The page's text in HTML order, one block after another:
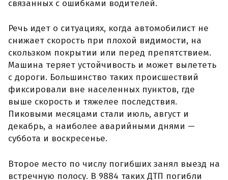
связанных с ошибками водителей.
Речь идет о ситуациях, когда автомобилист не
снижает скорость при плохой видимости, на
скользком покрытии или перед препятствием.
Машина теряет устойчивость и может вылететь
с дороги. Большинство таких происшествий
фиксировали вне населенных пунктов, где
выше скорость и тяжелее последствия.
Пиковыми месяцами стали июль, август и
декабрь, а наиболее аварийными днями —
суббота и воскресенье.
Второе место по числу погибших занял выезд на
встречную полосу. В 9884 таких ДТП погибли